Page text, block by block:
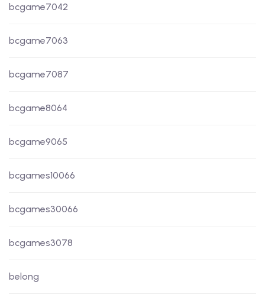
bcgame7042
bcgame7063
bcgame7087
bcgame8064
bcgame9065
bcgames10066
bcgames30066
bcgames3078
belong